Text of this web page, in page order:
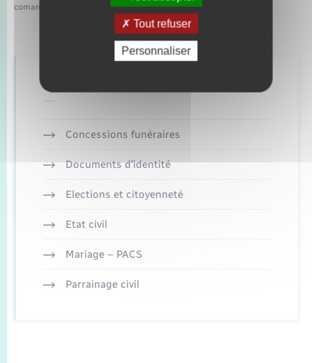
comarquage developpé parbaseo.io
Retrouvez aussi
Concessions funéraires
Documents d’identité
Elections et citoyenneté
Etat civil
Mariage – PACS
Parrainage civil
Tout refuser
Personnaliser